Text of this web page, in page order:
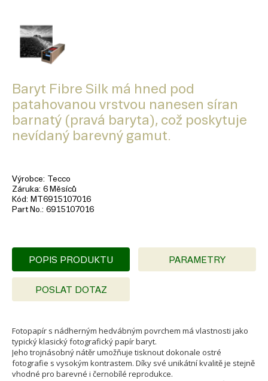
Baryt Fibre Silk má hned pod
patahovanou vrstvou nanesen síran
barnatý (pravá baryta), což poskytuje
nevídaný barevný gamut.
Výrobce Tecco
Záruka 6 Měsíců
Kód
MT6915107016
Part No. 6915107016
POPIS PRODUKTU PARAMETRY
POSLAT DOTAZ
Fotopapír s nádherným hedvábným povrchem má vlastnosti jako
typický klasický fotografický papír baryt.
Jeho trojnásobný nátěr umožňuje tisknout dokonale ostré
fotografie s vysokým kontrastem. Díky své unikátní kvalitě je stejně
vhodné pro barevné i černobílé reprodukce.